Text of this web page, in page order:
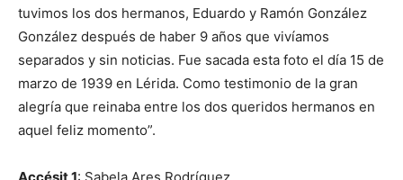
tuvimos los dos hermanos, Eduardo y Ramón González
González después de haber 9 años que vivíamos
separados y sin noticias. Fue sacada esta foto el día 15 de
marzo de 1939 en Lérida. Como testimonio de la gran
alegría que reinaba entre los dos queridos hermanos en
aquel feliz momento”.